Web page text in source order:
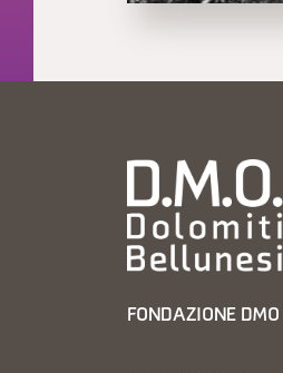
FONDAZIONE